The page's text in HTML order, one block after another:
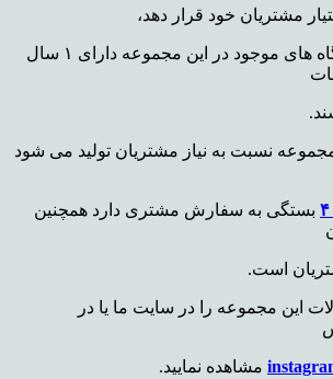
مشتریان خود قرار دهد،
از این رو تمامی دستگاه های موجود در این مجموعه دارای ۱ سال
نسبت به نیاز مشتریان تولید می شود
بستگی به سفارش مشتری دارد همچنین
است.
این مجموعه را در سایت ما یا در
مشاهده نمایید.